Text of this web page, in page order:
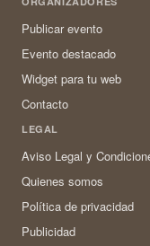
Publicar evento
Evento destacado
Widget para tu web
Contacto
LEGAL
Aviso Legal y
Quienes somos
Política de privacidad
Publicidad